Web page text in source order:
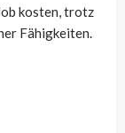
kosten, trotz
Fähigkeiten.